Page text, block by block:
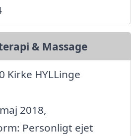
& Massage
Kirke HYLLinge
2018,
Personligt ejet